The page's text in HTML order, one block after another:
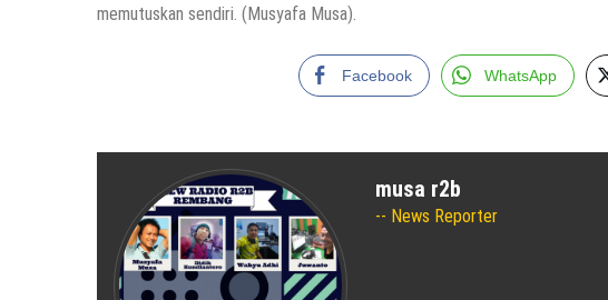
memutuskan sendiri. (Musyafa Musa).
Facebook WhatsApp
musa r2b
News Reporter